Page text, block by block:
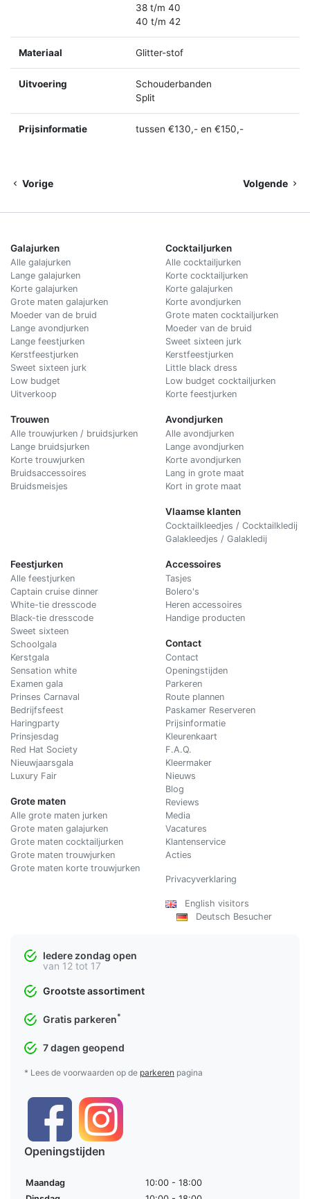
38 t/m 40
40 t/m 42
Materiaal Glitter-stof
Uitvoering
Schouderbanden
Split
Prijsinformatie tussen €130,- en €150,-
Vorige Volgende
Galajurken
Alle galajurken
Lange galajurken
Korte galajurken
Grote maten galajurken
Moeder van de bruid
Lange avondjurken
Lange feestjurken
Kerstfeestjurken
Sweet sixteen jurk
Low budget
Uitverkoop
Trouwen
Alle trouwjurken / bruidsjurken
Lange bruidsjurken
Korte trouwjurken
Bruidsaccessoires
Bruidsmeisjes
Cocktailjurken
Alle cocktailjurken
Korte cocktailjurken
Korte galajurken
Korte avondjurken
Grote maten cocktailjurken
Moeder van de bruid
Sweet sixteen jurk
Kerstfeestjurken
Little black dress
Low budget cocktailjurken
Korte feestjurken
Avondjurken
Alle avondjurken
Lange avondjurken
Korte avondjurken
Lang in grote maat
Kort in grote maat
Vlaamse klanten
Cocktailkleedjes / Cocktailkledij
Galakleedjes / Galakledij
Feestjurken
Alle feestjurken
Captain cruise dinner
White-tie dresscode
Black-tie dresscode
Sweet sixteen
Schoolgala
Kerstgala
Sensation white
Examen gala
Prinses Carnaval
Bedrijfsfeest
Haringparty
Prinsjesdag
Red Hat Society
Nieuwjaarsgala
Luxury Fair
Grote maten
Alle grote maten jurken
Grote maten galajurken
Grote maten cocktailjurken
Grote maten trouwjurken
Grote maten korte trouwjurken
Accessoires
Tasjes
Bolero's
Heren accessoires
Handige producten
Contact
Contact
Openingstijden
Parkeren
Route plannen
Paskamer Reserveren
Prijsinformatie
Kleurenkaart
F.A.Q.
Kleermaker
Nieuws
Blog
Reviews
Media
Vacatures
Klantenservice
Acties
Privacyverklaring
English visitors
Deutsch Besucher
Iedere zondag open
van 12 tot 17
Grootste assortiment
Gratis parkeren*
7 dagen geopend
* Lees de voorwaarden op de parkeren pagina
Openingstijden
Maandag
10:00 - 18:00